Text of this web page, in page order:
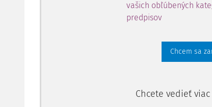
vašich obľúbených
predpisov
Chcem sa
Chcete vedieť viac